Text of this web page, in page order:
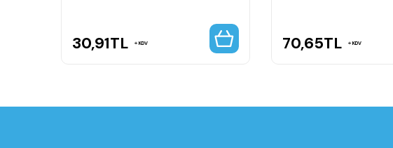
30,91TL KDV 70,65TL KDV